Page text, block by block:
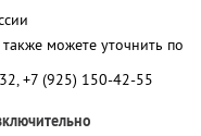
можете уточнить по
+7 (925) 150-42-55